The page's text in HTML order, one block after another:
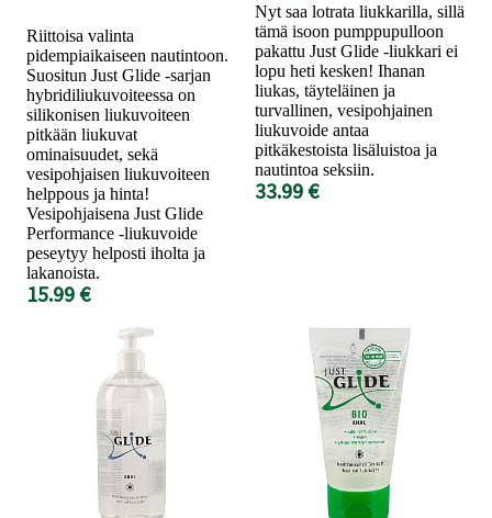
Riittoisa valinta
pidempiaikaiseen nautintoon.
Suositun Just Glide -sarjan
hybridiliukuvoiteessa on
silikonisen liukuvoiteen
pitkään liukuvat
ominaisuudet, sekä
vesipohjaisen liukuvoiteen
helppous ja hinta!
Vesipohjaisena Just Glide
Performance -liukuvoide
peseytyy helposti iholta ja
lakanoista.
15.99 €
Nyt saa lotrata liukkarilla, sillä
tämä isoon pumppupulloon
pakattu Just Glide -liukkari ei
lopu heti kesken! Ihanan
liukas, täyteläinen ja
turvallinen, vesipohjainen
liukuvoide antaa
pitkäkestoista lisäluistoa ja
nautintoa seksiin.
33.99 €